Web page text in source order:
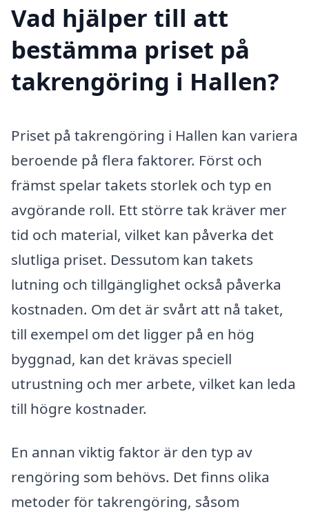
Vad hjälper till att
bestämma priset på
takrengöring i Hallen?
Priset på takrengöring i Hallen kan variera
beroende på flera faktorer. Först och
främst spelar takets storlek och typ en
avgörande roll. Ett större tak kräver mer
tid och material, vilket kan påverka det
slutliga priset. Dessutom kan takets
lutning och tillgänglighet också påverka
kostnaden. Om det är svårt att nå taket,
till exempel om det ligger på en hög
byggnad, kan det krävas speciell
utrustning och mer arbete, vilket kan leda
till högre kostnader.
En annan viktig faktor är den typ av
rengöring som behövs. Det finns olika
metoder för takrengöring, såsom